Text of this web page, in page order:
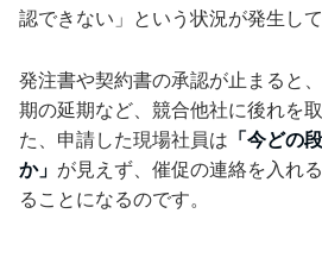
認できない」という状況が発生し
発注書や契約書の承認が止まると
期の延期など、競合他社に後れを
た、申請した現場社員は 「今どの
か」 が見えず、催促の連絡を入れ
ることになるのです。